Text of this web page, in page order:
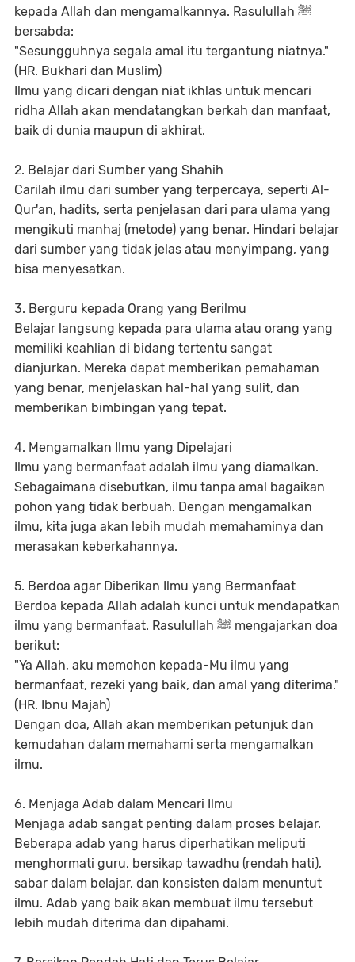
kepada Allah dan mengamalkannya. Rasulullah ﷺ
bersabda:
"Sesungguhnya segala amal itu tergantung niatnya."
(HR. Bukhari dan Muslim)
Ilmu yang dicari dengan niat ikhlas untuk mencari
ridha Allah akan mendatangkan berkah dan manfaat,
baik di dunia maupun di akhirat.
2. Belajar dari Sumber yang Shahih
Carilah ilmu dari sumber yang terpercaya, seperti Al-
Qur'an, hadits, serta penjelasan dari para ulama yang
mengikuti manhaj (metode) yang benar. Hindari belajar
dari sumber yang tidak jelas atau menyimpang, yang
bisa menyesatkan.
3. Berguru kepada Orang yang Berilmu
Belajar langsung kepada para ulama atau orang yang
memiliki keahlian di bidang tertentu sangat
dianjurkan. Mereka dapat memberikan pemahaman
yang benar, menjelaskan hal-hal yang sulit, dan
memberikan bimbingan yang tepat.
4. Mengamalkan Ilmu yang Dipelajari
Ilmu yang bermanfaat adalah ilmu yang diamalkan.
Sebagaimana disebutkan, ilmu tanpa amal bagaikan
pohon yang tidak berbuah. Dengan mengamalkan
ilmu, kita juga akan lebih mudah memahaminya dan
merasakan keberkahannya.
5. Berdoa agar Diberikan Ilmu yang Bermanfaat
Berdoa kepada Allah adalah kunci untuk mendapatkan
ilmu yang bermanfaat. Rasulullah ﷺ mengajarkan doa
berikut:
"Ya Allah, aku memohon kepada-Mu ilmu yang
bermanfaat, rezeki yang baik, dan amal yang diterima."
(HR. Ibnu Majah)
Dengan doa, Allah akan memberikan petunjuk dan
kemudahan dalam memahami serta mengamalkan
ilmu.
6. Menjaga Adab dalam Mencari Ilmu
Menjaga adab sangat penting dalam proses belajar.
Beberapa adab yang harus diperhatikan meliputi
menghormati guru, bersikap tawadhu (rendah hati),
sabar dalam belajar, dan konsisten dalam menuntut
ilmu. Adab yang baik akan membuat ilmu tersebut
lebih mudah diterima dan dipahami.